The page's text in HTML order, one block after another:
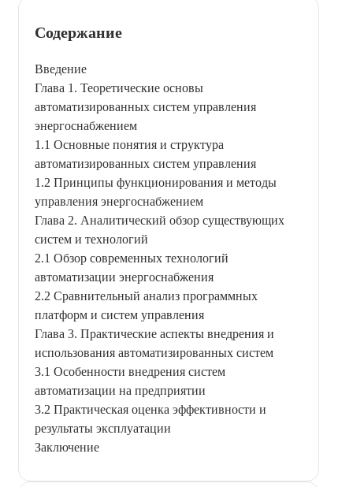
Содержание
Введение
Глава 1. Теоретические основы
автоматизированных систем управления
энергоснабжением
1.1 Основные понятия и структура
автоматизированных систем управления
1.2 Принципы функционирования и методы
управления энергоснабжением
Глава 2. Аналитический обзор существующих
систем и технологий
2.1 Обзор современных технологий
автоматизации энергоснабжения
2.2 Сравнительный анализ программных
платформ и систем управления
Глава 3. Практические аспекты внедрения и
использования автоматизированных систем
3.1 Особенности внедрения систем
автоматизации на предприятии
3.2 Практическая оценка эффективности и
результаты эксплуатации
Заключение